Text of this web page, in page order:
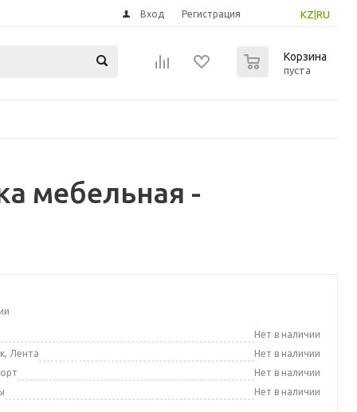
KZ RU
Вход Регистрация
Корзина
пуста
мебельная -
Нет в наличии
Лента
Нет в наличии
Нет в наличии
Нет в наличии